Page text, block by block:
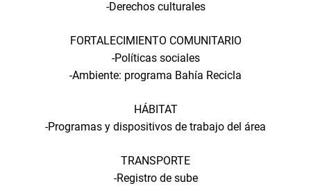
-Derechos culturales
FORTALECIMIENTO COMUNITARIO
-Políticas sociales
-Ambiente: programa Bahía Recicla
HÁBITAT
-Programas y dispositivos de trabajo del área
TRANSPORTE
-Registro de sube